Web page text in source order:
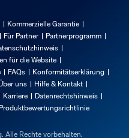
und -gewicht
Kommerzielle Garantie
Für Partner
Partnerprogramm
für die Website
FAQs
Konformitätserklärung
uns
Hilfe & Kontakt
Karriere
Datenrechtshinweis
Produktbewertungsrichtlinie
Rechte vorbehalten.